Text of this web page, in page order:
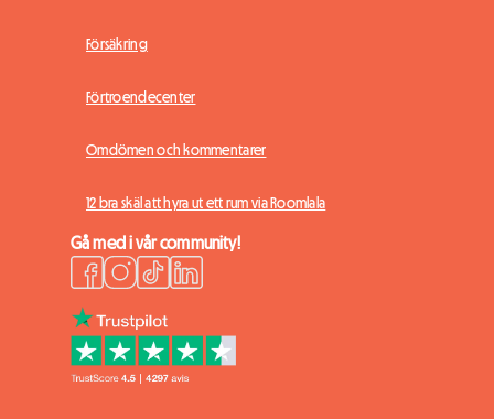
Försäkring
Förtroendecenter
Omdömen och kommentarer
12 bra skäl att hyra ut ett rum via Roomlala
Gå med i vår community!